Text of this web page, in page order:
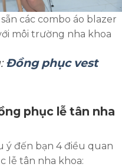
các combo áo blazer
môi trường nha khoa
Đồng phục vest
phục lễ tân nha
đến bạn 4 điều quan
lễ tân nha khoa: